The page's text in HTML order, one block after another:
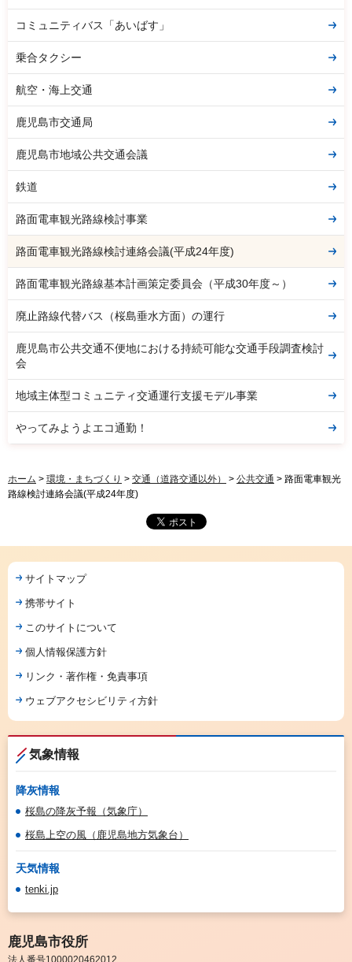
コミュニティバス「あいばす」
乗合タクシー
航空・海上交通
鹿児島市交通局
鹿児島市地域公共交通会議
鉄道
路面電車観光路線検討事業
路面電車観光路線検討連絡会議(平成24年度)
路面電車観光路線基本計画策定委員会（平成30年度～）
廃止路線代替バス（桜島垂水方面）の運行
鹿児島市公共交通不便地における持続可能な交通手段調査検討
会
地域主体型コミュニティ交通運行支援モデル事業
やってみようよエコ通勤！
ホーム > 環境・まちづくり > 交通（道路交通以外） > 公共交通 > 路面電車観光
路線検討連絡会議(平成24年度)
サイトマップ
携帯サイト
このサイトについて
個人情報保護方針
リンク・著作権・免責事項
ウェブアクセシビリティ方針
気象情報
降灰情報
桜島の降灰予報（気象庁）
桜島上空の風（鹿児島地方気象台）
天気情報
tenki.jp
鹿児島市役所
法人番号1000020462012